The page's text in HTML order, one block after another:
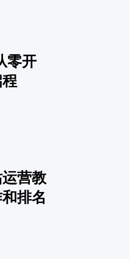
零开
营教
排名